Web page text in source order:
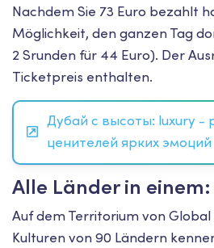
Nachdem Sie 73 Euro bezahlt
Möglichkeit, den ganzen Tag
2 Srunden für 44 Euro). Der
Ticketpreis enthalten.
Дубай с высоты: luxury -
ценителей ярких эмоций
Alle Länder in
Auf dem Territorium von Global
Kulturen von 90 Ländern